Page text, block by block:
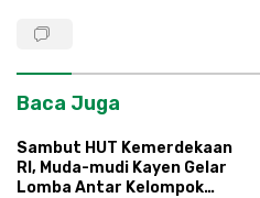
Baca Juga
Sambut HUT Kemerdekaan
RI, Muda-mudi Kayen Gelar
Lomba Antar Kelompok